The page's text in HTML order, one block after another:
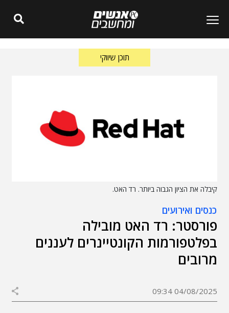
תוכן שיווקי
קיבלה את הציון הגבוה ביותר. רד האט.
כנסים ואירועים
פורסטר: רד האט מובילה
בפלטפורמות הקונטיינרים לעננים
מרובים
04/08/2025 09:34